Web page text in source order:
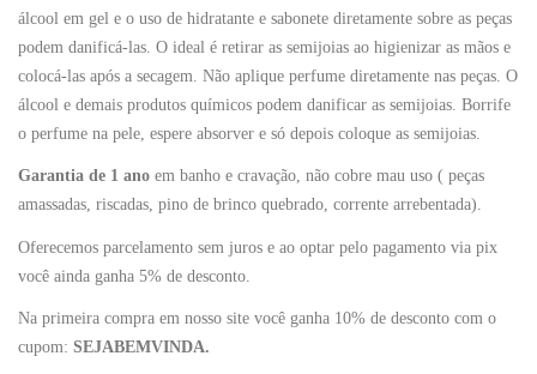
álcool em gel e o uso de hidratante e sabonete diretamente sobre as peças
podem danificá-las. O ideal é retirar as semijoias ao higienizar as mãos e
colocá-las após a secagem. Não aplique perfume diretamente nas peças. O
álcool e demais produtos químicos podem danificar as semijoias. Borrife
o perfume na pele, espere absorver e só depois coloque as semijoias.
Garantia de 1 ano em banho e cravação, não cobre mau uso ( peças
amassadas, riscadas, pino de brinco quebrado, corrente arrebentada).
Oferecemos parcelamento sem juros e ao optar pelo pagamento via pix
você ainda ganha 5% de desconto.
Na primeira compra em nosso site você ganha 10% de desconto com o
cupom: SEJABEMVINDA.